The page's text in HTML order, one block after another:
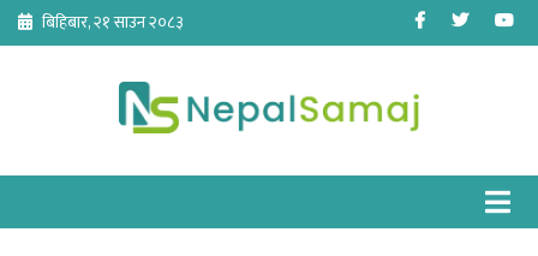
Skip
content
बिहिबार, २१ साउन २०८३ Facebook
Twitter